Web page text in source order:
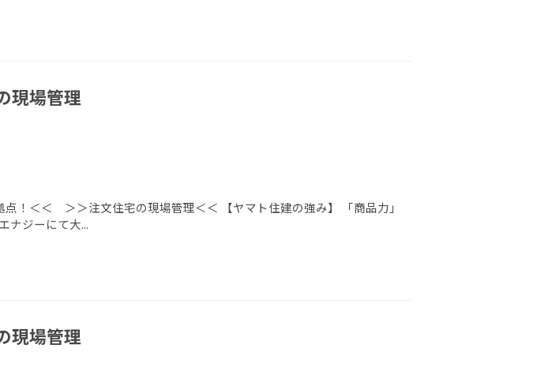
現場管理
！＜＜ ＞＞注文住宅の現場管理＜＜ 【ヤマト住建の強み】 「商品力」
ナジーにて大...
現場管理